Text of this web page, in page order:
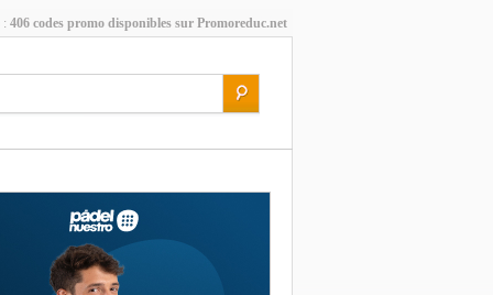
: 406 codes promo disponibles sur Promoreduc.net